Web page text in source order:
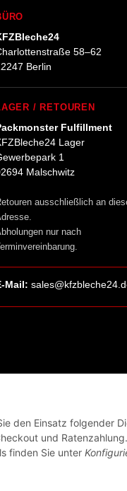
den Einsatz folgender
und
finden Sie unter
58–62
Berlin
/ RETOUREN
Fulfillment
Lager
1
Malschwitz
ausschließlich an
nur nach
Mail: